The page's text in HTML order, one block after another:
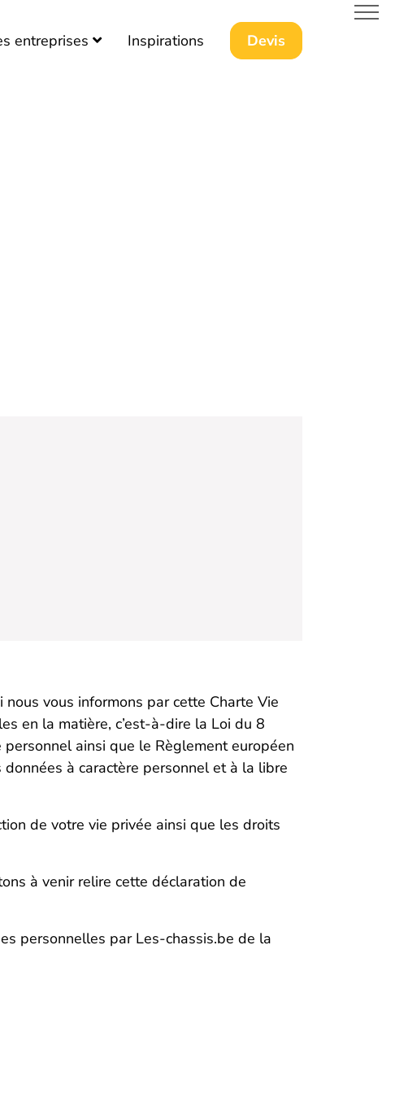
entreprises Inspirations Devis
vous informons par cette Charte Vie
en la matière, c’est-à-dire la Loi du 8
ainsi que le Règlement européen
à caractère personnel et à la libre
de votre vie privée ainsi que les droits
à venir relire cette déclaration de
personnelles par Les-chassis.be de la